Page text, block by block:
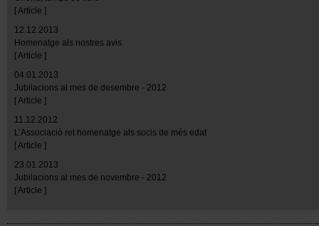
[ Article ]
12.12.2013
Homenatge als nostres avis
[ Article ]
04.01.2013
Jubilacions al mes de desembre - 2012
[ Article ]
11.12.2012
L’Associació ret homenatge als socis de més edat
[ Article ]
23.01.2013
Jubilacions al mes de novembre - 2012
[ Article ]